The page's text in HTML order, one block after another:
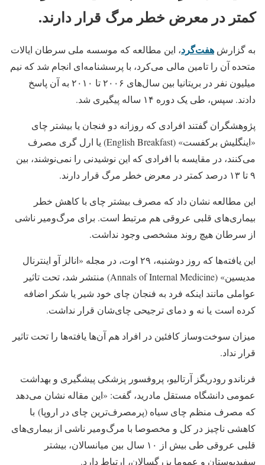
کمتر در معرض خطر مرگ قرار دارند.
به گزارش هفت‌گرد، این مطالعه که موسسه ملی سرطان ایالات
متحده آن را تامین مالی می‌کرد، با پرسشنامه‌ای انجام شد که نیم
میلیون نفر در بریتانیا بین سال‌های ۲۰۰۶ تا ۲۰۱۰ به آن پاسخ
دادند. سپس، طی یک دوره ۱۴ ساله پیگیری شد.
پژوهشگران گفتند افرادی که روزانه دو فنجان یا بیشتر چای
«اینگلیش برکفست» (English Breakfast) یا ارل گری مصرف
می‌کنند، در مقایسه با افرادی که این نوشیدنی را نمی‌نوشند، بین
۹ تا ۱۳ درصد کمتر در معرض خطر مرگ قرار دارند.
این مطالعه نشان داد که مصرف بیشتر چای با کاهش خطر
بیماری‌های قلبی عروقی هم مرتبط است. برای مرگ‌و‌میر ناشی
از سرطان هیچ روند مشخصی وجود نداشت.
این یافته‌ها که روز دوشنبه، ۲۹ اوت، در مجله «انالز آو اینترنال
مدیسین» (Annals of Internal Medicine) منتشر شد، تحت تاثیر
عواملی مانند اینکه فرد به فنجان چای خود شیر یا شکر اضافه
کرده است یا نه و دمای ترجیحی چای‌شان قرار نداشت.
میزان سوخت‌وساز کافئین در افراد هم آن‌ها یافته‌ها را تحت تاثیر
قرار نداد.
فرناندو رودریگز آرتالیو، پروفسور پزشکی پیشگیری و بهداشت
عمومی دانشگاه مستقل مادرید، گفت: «این مقاله نشان می‌دهد
که مصرف منظم چای سیاه (پرمصرف‌ترین چای در اروپا) با
کاهشی ناچیز در کل و مخصوصا با مرگ‌ومیر ناشی از بیماری‌های
قلبی عروقی طی بیش از ۱۰ سال بین میانسالان، بیشتر
سفیدپوستان و عموما بزرگسالان، ارتباط دارد.